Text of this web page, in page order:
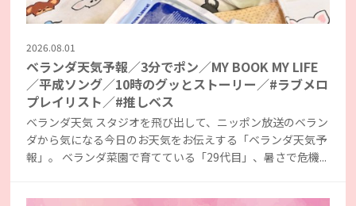
2026.08.01
ベランダ天気予報／3分でポン／MY BOOK MY LIFE
／平成ソング／10時のグッとストーリー／#ラブメロ
プレイリスト／#推しベス
ベランダ天気 スタジオを飛び出して、ニッポン放送のベラン
ダから気になる今日のお天気をお伝えする「ベランダ天気予
報」。 ベランダ菜園で育てている「29代目」、暑さで危機...